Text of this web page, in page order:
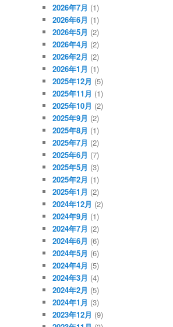
2026年7月 (1)
2026年6月 (1)
2026年5月 (2)
2026年4月 (2)
2026年2月 (2)
2026年1月 (1)
2025年12月 (5)
2025年11月 (1)
2025年10月 (2)
2025年9月 (2)
2025年8月 (1)
2025年7月 (2)
2025年6月 (7)
2025年5月 (3)
2025年2月 (1)
2025年1月 (2)
2024年12月 (2)
2024年9月 (1)
2024年7月 (2)
2024年6月 (6)
2024年5月 (6)
2024年4月 (5)
2024年3月 (4)
2024年2月 (5)
2024年1月 (3)
2023年12月 (9)